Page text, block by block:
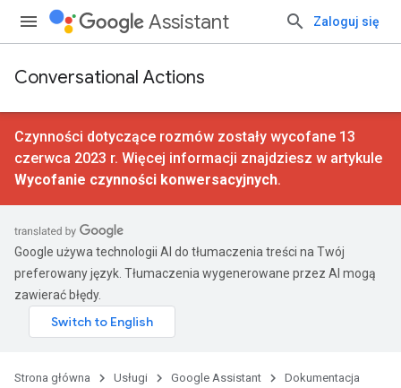
Assistant Zaloguj się
Conversational Actions
Czynności dotyczące rozmów zostały wycofane 13
czerwca 2023 r. Więcej informacji znajdziesz w artykule
Wycofanie czynności konwersacyjnych.
Google używa technologii AI do tłumaczenia treści na Twój
preferowany język. Tłumaczenia wygenerowane przez AI mogą
zawierać błędy.
Strona główna Usługi Google Assistant
Dokumentacja